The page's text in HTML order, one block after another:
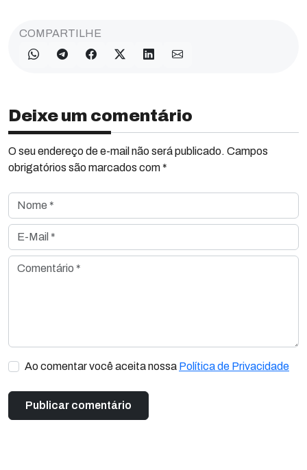
COMPARTILHE
Deixe um comentário
O seu endereço de e-mail não será publicado. Campos
obrigatórios são marcados com *
Nome *
E-Mail *
Comentário *
Ao comentar você aceita nossa Política de Privacidade